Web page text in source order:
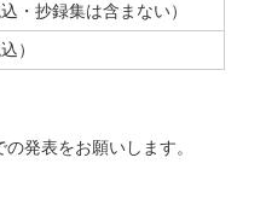
・抄録集は含まない）
）
発表をお願いします。